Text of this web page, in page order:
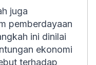
juga
pemberdayaan
ini dinilai
ekonomi
terhadap